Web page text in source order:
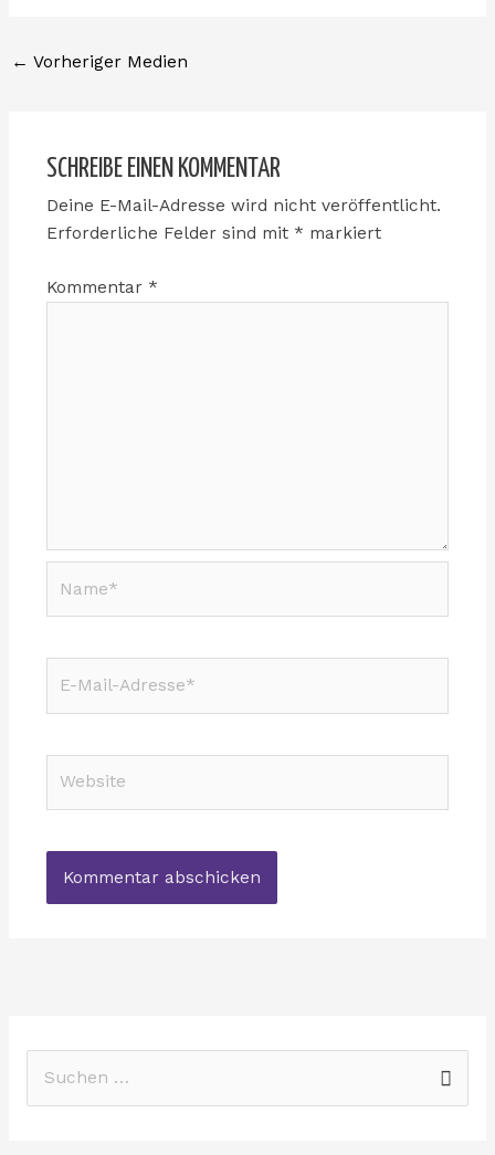
← Vorheriger Medien
SCHREIBE EINEN KOMMENTAR
Deine E-Mail-Adresse wird nicht veröffentlicht.
Erforderliche Felder sind mit * markiert
Kommentar *